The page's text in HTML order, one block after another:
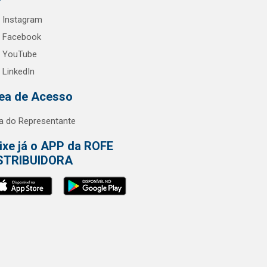
Instagram
Facebook
YouTube
LinkedIn
de Acesso
do Representante
já o APP da ROFE